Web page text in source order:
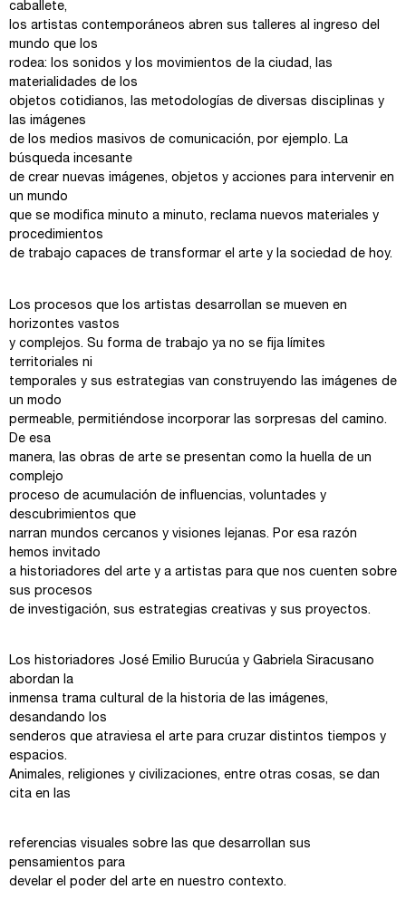
caballete,
los artistas contemporáneos abren sus talleres al ingreso del
mundo que los
rodea: los sonidos y los movimientos de la ciudad, las
materialidades de los
objetos cotidianos, las metodologías de diversas disciplinas y
las imágenes
de los medios masivos de comunicación, por ejemplo. La
búsqueda incesante
de crear nuevas imágenes, objetos y acciones para intervenir en
un mundo
que se modifica minuto a minuto, reclama nuevos materiales y
procedimientos
de trabajo capaces de transformar el arte y la sociedad de hoy.
Los procesos que los artistas desarrollan se mueven en
horizontes vastos
y complejos. Su forma de trabajo ya no se fija límites
territoriales ni
temporales y sus estrategias van construyendo las imágenes de
un modo
permeable, permitiéndose incorporar las sorpresas del camino.
De esa
manera, las obras de arte se presentan como la huella de un
complejo
proceso de acumulación de influencias, voluntades y
descubrimientos que
narran mundos cercanos y visiones lejanas. Por esa razón
hemos invitado
a historiadores del arte y a artistas para que nos cuenten sobre
sus procesos
de investigación, sus estrategias creativas y sus proyectos.
Los historiadores José Emilio Burucúa y Gabriela Siracusano
abordan la
inmensa trama cultural de la historia de las imágenes,
desandando los
senderos que atraviesa el arte para cruzar distintos tiempos y
espacios.
Animales, religiones y civilizaciones, entre otras cosas, se dan
cita en las
referencias visuales sobre las que desarrollan sus
pensamientos para
develar el poder del arte en nuestro contexto.